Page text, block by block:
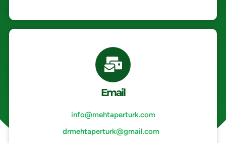
Email
info@mehtaperturk.com
drmehtaperturk@gmail.com